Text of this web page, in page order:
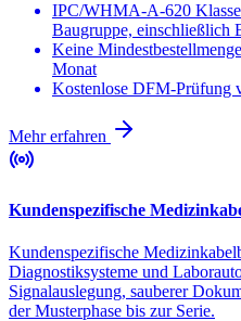
IPC/WHMA-A-620 Klasse
Baugruppe, einschließlich
Keine
Monat
Kostenlose DFM-Prüfung
Mehr erfahren
Kundenspezifische
Kundenspezifische
Diagnostiksysteme und
Signalauslegung, sauberer
der Musterphase bis zur Serie.